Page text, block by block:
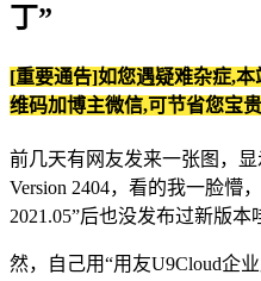
丁”
[重要通告]如您遇疑难杂症,
维码加博主微信,可节省您宝
前几天有网友发来一张图，显
Version 2404，看的我一脸懵
2021.05”后也没发布过新版本
然，自己用“用友U9Cloud企